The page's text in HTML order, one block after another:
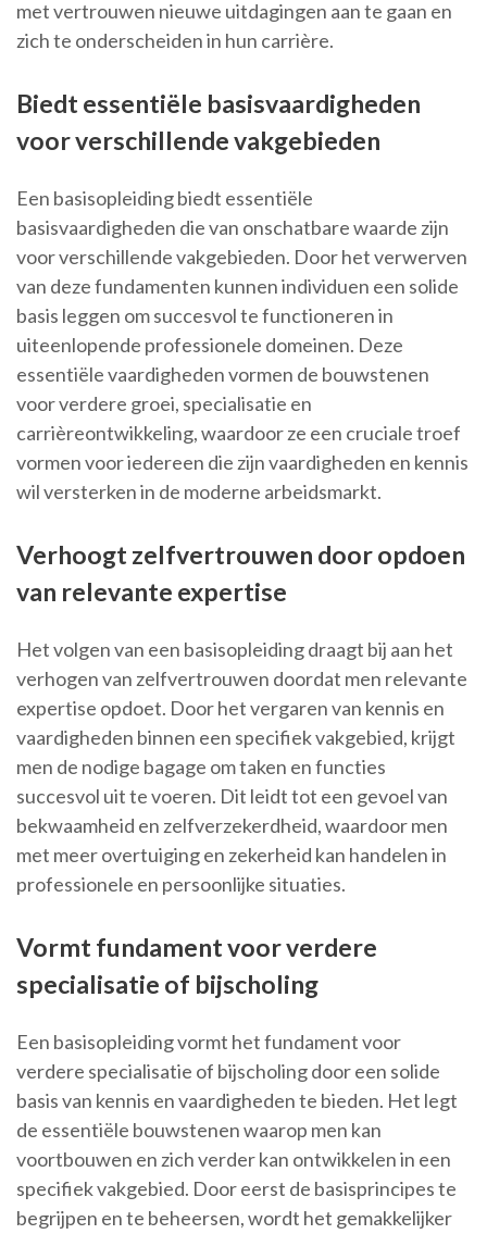
met vertrouwen nieuwe uitdagingen aan te gaan en
zich te onderscheiden in hun carrière.
Biedt essentiële basisvaardigheden
voor verschillende vakgebieden
Een basisopleiding biedt essentiële
basisvaardigheden die van onschatbare waarde zijn
voor verschillende vakgebieden. Door het verwerven
van deze fundamenten kunnen individuen een solide
basis leggen om succesvol te functioneren in
uiteenlopende professionele domeinen. Deze
essentiële vaardigheden vormen de bouwstenen
voor verdere groei, specialisatie en
carrièreontwikkeling, waardoor ze een cruciale troef
vormen voor iedereen die zijn vaardigheden en kennis
wil versterken in de moderne arbeidsmarkt.
Verhoogt zelfvertrouwen door opdoen
van relevante expertise
Het volgen van een basisopleiding draagt bij aan het
verhogen van zelfvertrouwen doordat men relevante
expertise opdoet. Door het vergaren van kennis en
vaardigheden binnen een specifiek vakgebied, krijgt
men de nodige bagage om taken en functies
succesvol uit te voeren. Dit leidt tot een gevoel van
bekwaamheid en zelfverzekerdheid, waardoor men
met meer overtuiging en zekerheid kan handelen in
professionele en persoonlijke situaties.
Vormt fundament voor verdere
specialisatie of bijscholing
Een basisopleiding vormt het fundament voor
verdere specialisatie of bijscholing door een solide
basis van kennis en vaardigheden te bieden. Het legt
de essentiële bouwstenen waarop men kan
voortbouwen en zich verder kan ontwikkelen in een
specifiek vakgebied. Door eerst de basisprincipes te
begrijpen en te beheersen, wordt het gemakkelijker